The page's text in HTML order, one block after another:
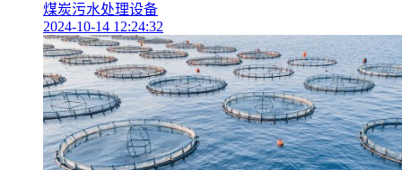
煤炭污水处理设备
2024-10-14 12:24:32